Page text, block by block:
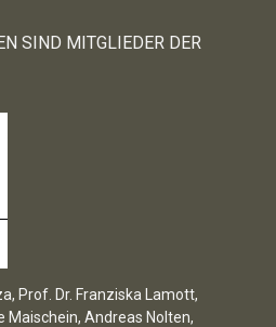
SIND MITGLIEDER DER
Prof. Dr. Franziska Lamott,
Maischein, Andreas Nolten,